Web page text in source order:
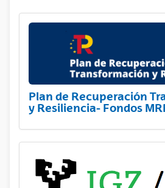
Plan de Recuperación
y Resiliencia- Fondos